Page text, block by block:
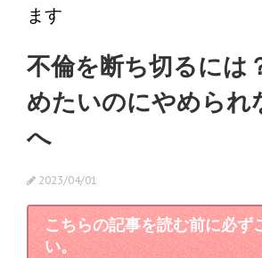
ます
不倫を断ち切るには
めたいのにやめられ
へ
2023/04/01
こちらの記事を読む前に必ず
い。